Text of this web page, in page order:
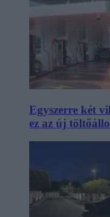
Egyszerre két
ez az új